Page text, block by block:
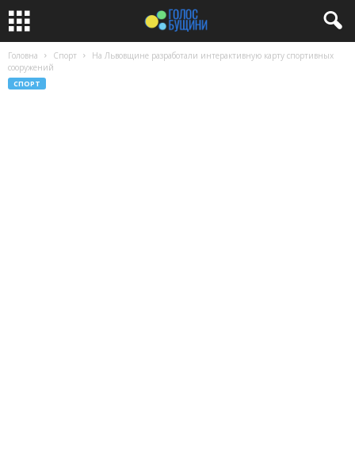
Головна Спорт
На Львовщине разработали интерактивную карту спортивных
сооружений
СПОРТ